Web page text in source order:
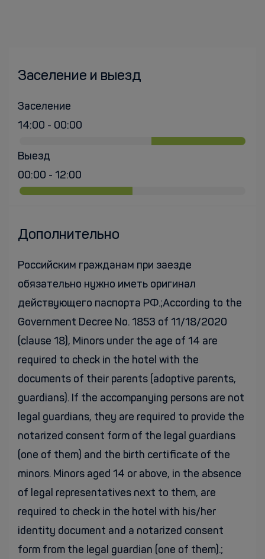
Заселение и выезд
Заселение
14:00 - 00:00
Выезд
00:00 - 12:00
Дополнительно
Российским гражданам при заезде
обязательно нужно иметь оригинал
действующего паспорта РФ.;According to the
Government Decree No. 1853 of 11/18/2020
(clause 18), Minors under the age of 14 are
required to check in the hotel with the
documents of their parents (adoptive parents,
guardians). If the accompanying persons are not
legal guardians, they are required to provide the
notarized consent form of the legal guardians
(one of them) and the birth certificate of the
minors. Minors aged 14 or above, in the absence
of legal representatives next to them, are
required to check in the hotel with his/her
identity document and a notarized consent
form from the legal guardian (one of them).;